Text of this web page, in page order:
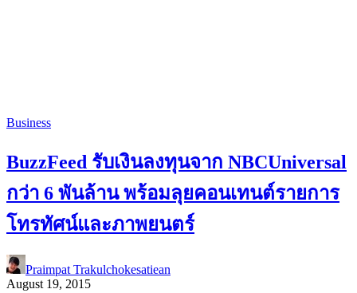
Business
BuzzFeed รับเงินลงทุนจาก NBCUniversal
กว่า 6 พันล้าน พร้อมลุยคอนเทนต์รายการ
โทรทัศน์และภาพยนตร์
Praimpat Trakulchokesatiean
August 19, 2015